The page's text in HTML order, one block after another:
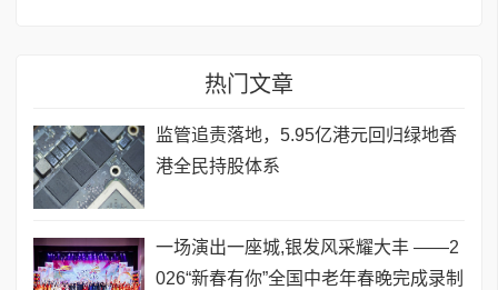
热门文章
监管追责落地，5.95亿港元回归绿地香
港全民持股体系
一场演出一座城,银发风采耀大丰 ——2
026“新春有你”全国中老年春晚完成录制